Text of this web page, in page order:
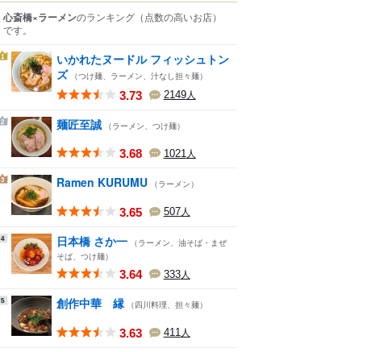
心斎橋×ラーメンのランキング （点数の高いお店）
です。
1
いかれたヌードル フィッシュトン
ズ （つけ麺、ラーメン、汁なし担々麺）
3.73 2149人
2 麺匠至誠 （ラーメン、つけ麺）
3.68 1021 人
3 Ramen KURUMU （ラーメン）
3.65 507人
4 日本橋 さか一 （ラーメン、油そば・まぜ
そば、つけ麺）
3.64 333人
5 創作中華 縁 （四川料理、担々麺）
3.63 411人